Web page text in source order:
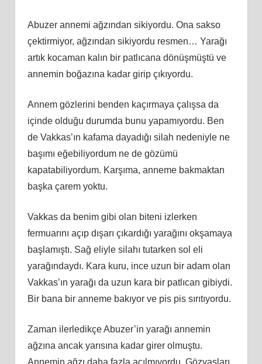
Abuzer annemi ağzından sikiyordu. Ona sakso
çektirmiyor, ağzından sikiyordu resmen… Yarağı
artık kocaman kalın bir patlıcana dönüşmüştü ve
annemin boğazına kadar girip çıkıyordu.
Annem gözlerini benden kaçırmaya çalışsa da
içinde olduğu durumda bunu yapamıyordu. Ben
de Vakkas’ın kafama dayadığı silah nedeniyle ne
başımı eğebiliyordum ne de gözümü
kapatabiliyordum. Karşıma, anneme bakmaktan
başka çarem yoktu.
Vakkas da benim gibi olan biteni izlerken
fermuarını açıp dışarı çıkardığı yarağını okşamaya
başlamıştı. Sağ eliyle silahı tutarken sol eli
yarağındaydı. Kara kuru, ince uzun bir adam olan
Vakkas’ın yarağı da uzun kara bir patlıcan gibiydi.
Bir bana bir anneme bakıyor ve pis pis sırıtıyordu.
Zaman ilerledikçe Abuzer’in yarağı annemin
ağzına ancak yarısına kadar girer olmuştu.
Annemin ağzı daha fazla açılmıyordu. Gözyaşları,